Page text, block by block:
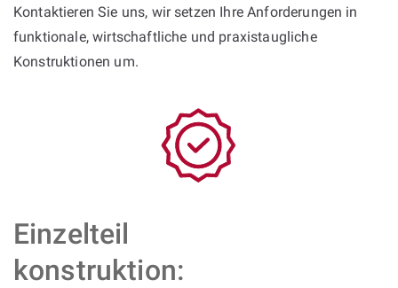
Kontaktieren Sie uns, wir setzen Ihre Anforderungen in
funktionale, wirtschaftliche und praxistaugliche
Konstruktionen um.
Einzelteil
konstruktion: